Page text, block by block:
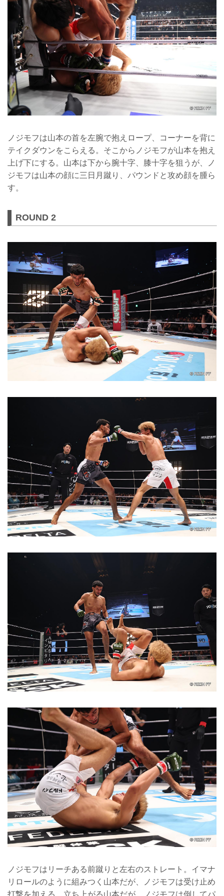
ノジモフは山本の首を左腕で抱えロープ、コーナーを背に
テイクダウンをこらえる。そこからノジモフが山本を抱え
上げ下にする。山本は下から腕十字、膝十字を狙うが、ノ
ジモフは山本の顔に三日月蹴り、パウンドと攻め顔を腫ら
す。
ROUND 2
ノジモフはリーチある前蹴りと左右のストレート。イマナ
リロールのように組みつく山本だが、ノジモフは受け止め
打撃を加える。立ち上がる山本だが、ノジモフは倒してパ